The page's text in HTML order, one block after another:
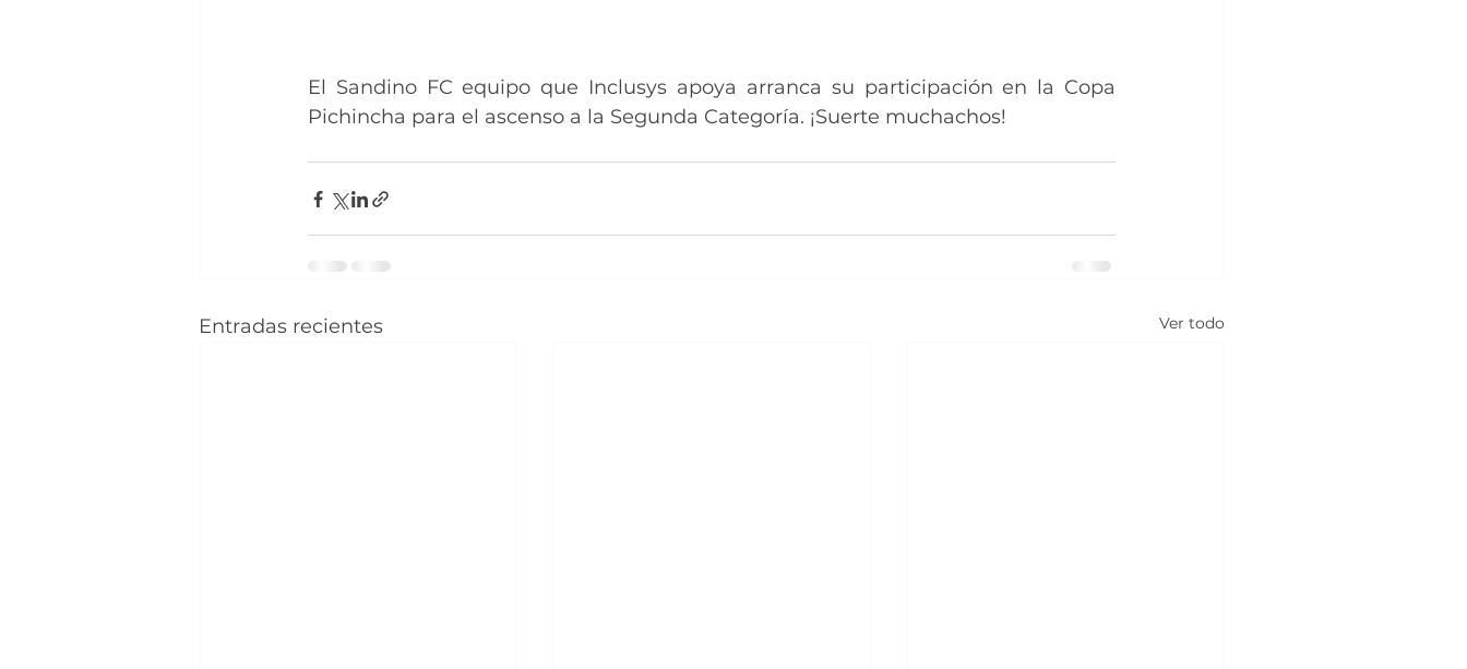
El Sandino FC equipo que Inclusys apoya arranca su participación en la Copa
Pichincha para el ascenso a la Segunda Categoría. ¡Suerte muchachos!
Entradas recientes Ver todo